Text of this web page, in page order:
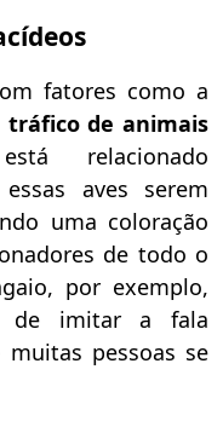
fatores como a
de animais
relacionado
aves serem
uma coloração
de todo o
por exemplo,
de imitar a fala
pessoas se